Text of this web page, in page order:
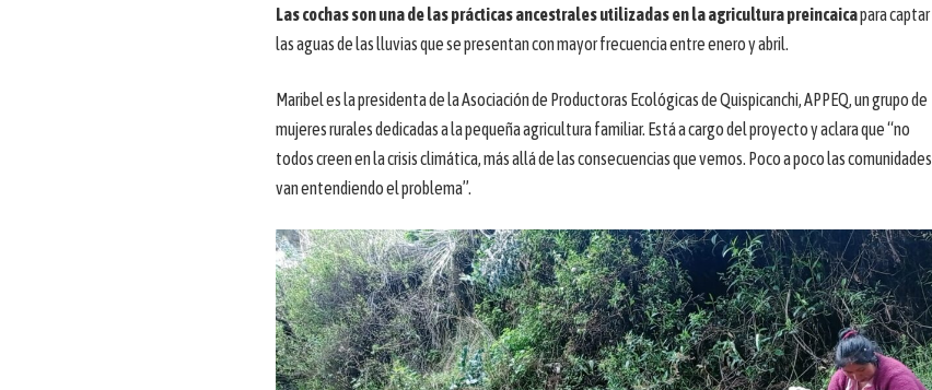
Las cochas son una de las prácticas ancestrales utilizadas en la agricultura preincaicapara captar
las aguas de las lluvias que se presentan con mayor frecuencia entre enero y abril.
Maribel es la presidenta de la Asociación de Productoras Ecológicas de Quispicanchi, APPEQ, un grupo de
mujeres rurales dedicadas a la pequeña agricultura familiar. Está a cargo del proyecto y aclara que “no
todos creen en la crisis climática, más allá de las consecuencias que vemos. Poco a poco las comunidades
van entendiendo el problema”.